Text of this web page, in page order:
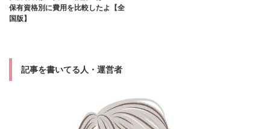
保有資格別に費用を比較したよ【全
国版】
記事を書いてる人・運営者